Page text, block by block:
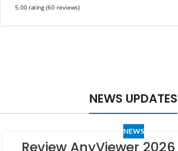
NEWS UPDATES
NEWS